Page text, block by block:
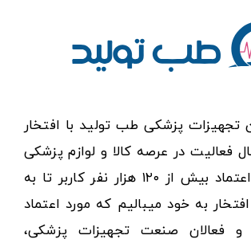
تجهیزات پزشکی طب تولید با افتخار
به ۱۰ سال فعالیت در عرصه کالا و لوازم پزشکی
توانسته مورد اعتماد بیش از ۱۲۰ هزار نفر کاربر تا به
به خود میبالیم که مورد اعتماد
و فعالان صنعت تجهیزات پزشکی،